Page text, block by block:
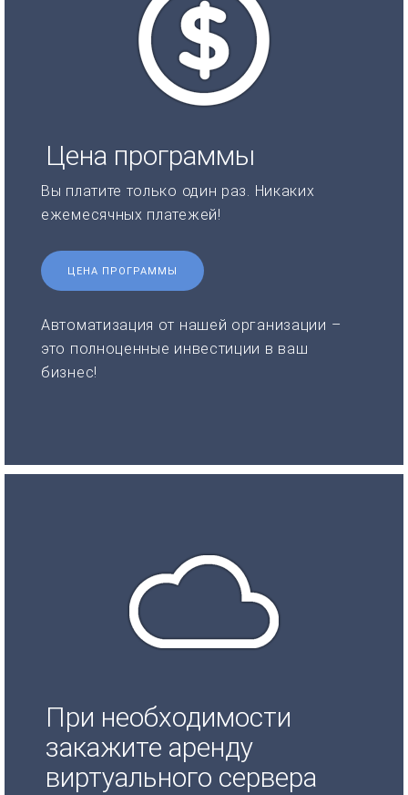
Цена программы
Вы платите только один раз. Никаких
ежемесячных платежей!
ЦЕНА ПРОГРАММЫ
Автоматизация от нашей организации –
это полноценные инвестиции в ваш
бизнес!
При необходимости
закажите аренду
виртуального сервера